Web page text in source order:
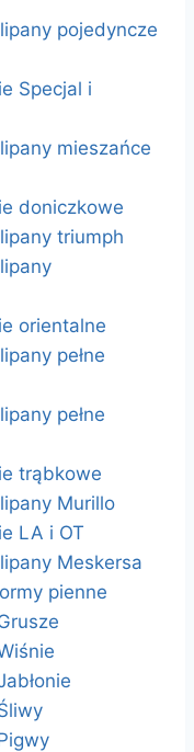
pojedyncze
Specjal i
mieszańce
doniczkowe
triumph
orientalne
pełne
pełne
trąbkowe
Murillo
LA i OT
Meskersa
pienne